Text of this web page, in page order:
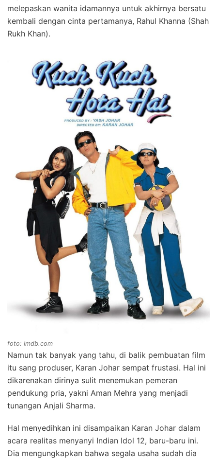
melepaskan wanita idamannya untuk akhirnya bersatu
kembali dengan cinta pertamanya, Rahul Khanna (Shah
Rukh Khan).
foto: imdb.com
Namun tak banyak yang tahu, di balik pembuatan film
itu sang produser, Karan Johar sempat frustasi. Hal ini
dikarenakan dirinya sulit menemukan pemeran
pendukung pria, yakni Aman Mehra yang menjadi
tunangan Anjali Sharma.
Hal menyedihkan ini disampaikan Karan Johar dalam
acara realitas menyanyi Indian Idol 12, baru-baru ini.
Dia mengungkapkan bahwa segala usaha sudah dia